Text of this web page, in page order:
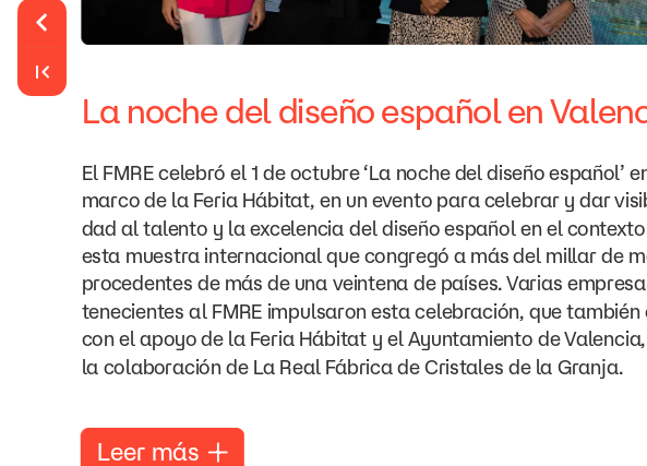
La noche del diseñoespañol en
Leer más
El FMRE celebró el 1 de octubre ‘La noche del diseño español’
marco de la Feria Hábitat, en un evento para celebrar y dar
dad al talento y la excelencia del diseñoespañol en el contexto
esta muestra internacional que congregó a másdel millar de
procedentes de más de una veintena de países.Varias
tenecientes al FMRE impulsaron esta celebración, quetambién
con el apoyo de la Feria Hábitat y el Ayuntamiento deValencia,
la colaboración de La Real Fábrica de Cristales de la Granja.